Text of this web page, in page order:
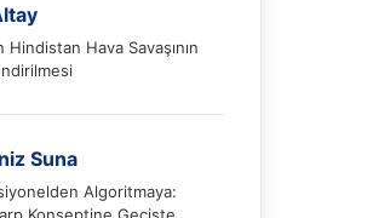
Hindistan Hava Savaşının
Suna
Algoritmaya: